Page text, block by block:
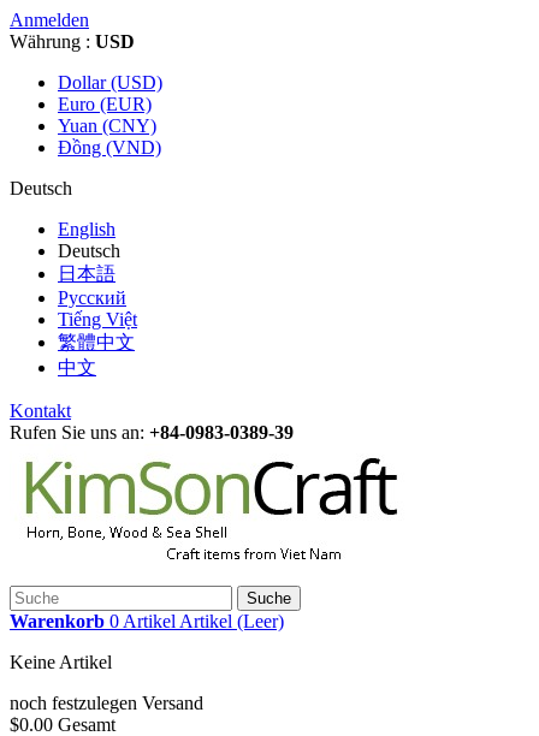
Anmelden
Währung : USD
Dollar (USD)
Euro (EUR)
Yuan (CNY)
Đồng (VND)
Deutsch
English
Deutsch
日本語
Русский
Tiếng Việt
繁體中文
中文
Kontakt
Rufen Sie uns an: +84-0983-0389-39
Suche
Warenkorb 0 Artikel Artikel (Leer)
Keine Artikel
noch festzulegen Versand
$0.00 Gesamt